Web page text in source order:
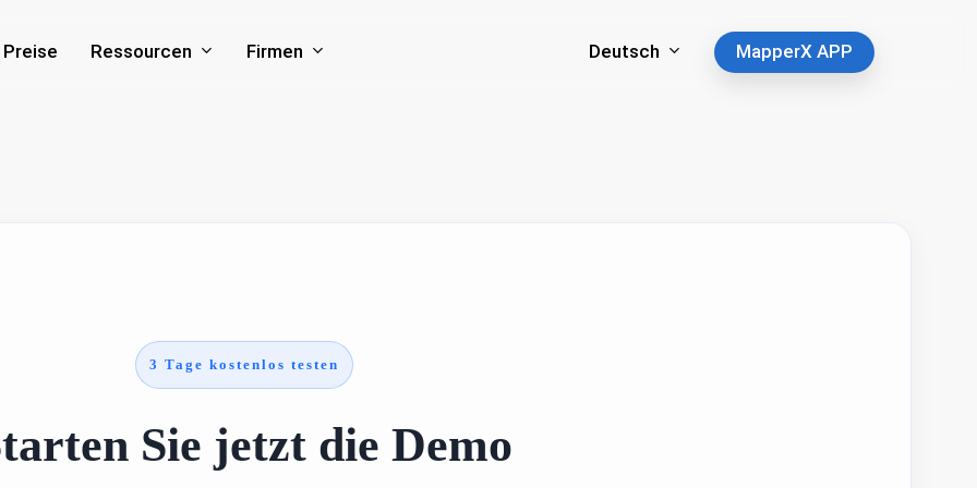
Preise Ressourcen Firmen Deutsch MapperX APP
3 Tage kostenlos testen
Sie jetzt die Demo